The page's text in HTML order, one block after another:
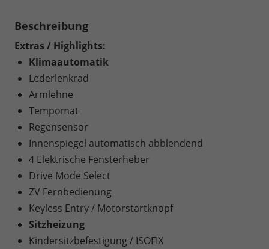
Beschreibung
Extras / Highlights:
Klimaautomatik
Lederlenkrad
Armlehne
Tempomat
Regensensor
Innenspiegel automatisch abblendend
4 Elektrische Fensterheber
Drive Mode Select
ZV Fernbedienung
Keyless Entry / Motorstartknopf
Sitzheizung
Kindersitzbefestigung / ISOFIX